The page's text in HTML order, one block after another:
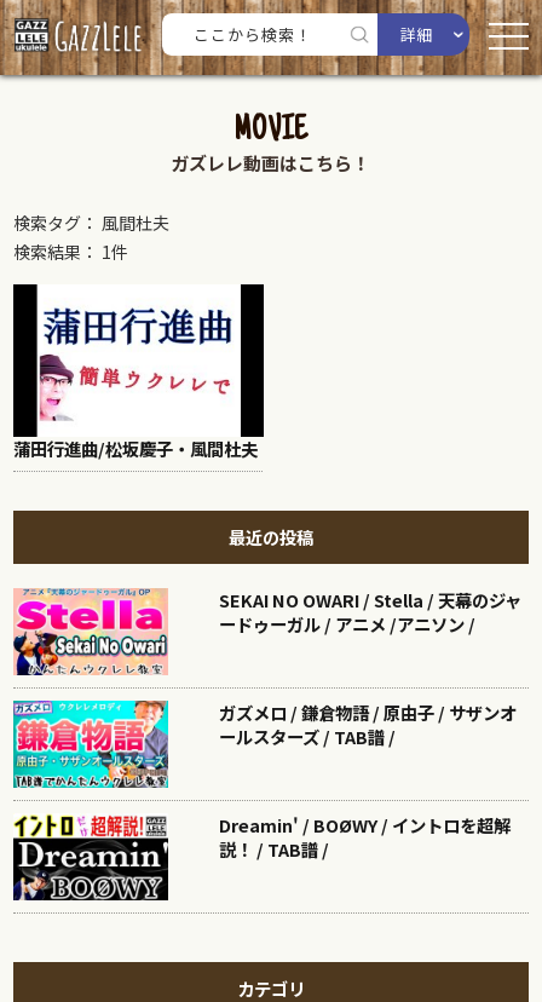
詳細
MOVIE
ガズレレ動画はこちら！
検索タグ： 風間杜夫
検索結果： 1件
蒲田行進曲/松坂慶子・風間杜夫
最近の投稿
SEKAI NO OWARI / Stella / 天幕のジャ
ードゥーガル / アニメ /アニソン /
ガズメロ / 鎌倉物語 / 原由子 / サザンオ
ールスターズ / TAB譜 /
Dreamin' / BOØWY / イントロを超解
説！ / TAB譜 /
カテゴリ